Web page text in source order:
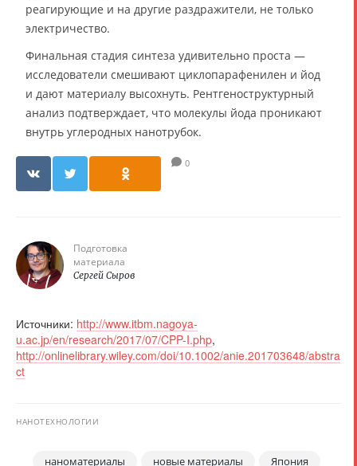
реагирующие и на другие раздражители, не только
электричество.
Финальная стадия синтеза удивительно проста —
исследователи смешивают циклопарафенилен и йод
и дают материалу высохнуть. Рентгеноструктурный
анализ подтверждает, что молекулы йода проникают
внутрь углеродных нанотрубок.
0
Подготовка
материала
Сергей Сыров
Источники: http://www.itbm.nagoya-
u.ac.jp/en/research/2017/07/CPP-I.php,
http://onlinelibrary.wiley.com/doi/10.1002/anie.201703648/abstra
ct
НАНОТЕХНОЛОГИИ
наноматериалы новые материалы Япония